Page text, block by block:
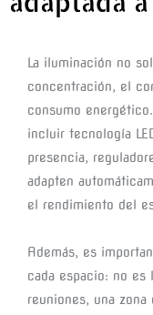
La iluminación no
concentración, el
consumo
incluir tecnología
presencia,
adapten
el rendimiento del
Además, es
cada espacio: no es
reuniones, una